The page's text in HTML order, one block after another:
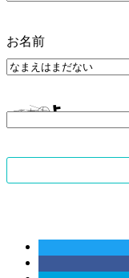
お名前